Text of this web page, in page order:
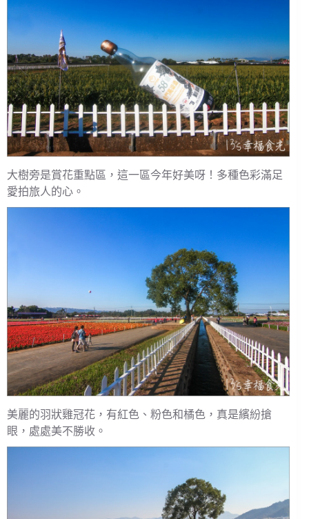
大樹旁是賞花重點區，這一區今年好美呀！多種色彩滿足
愛拍旅人的心。
美麗的羽狀雞冠花，有紅色、粉色和橘色，真是繽紛搶
眼，處處美不勝收。